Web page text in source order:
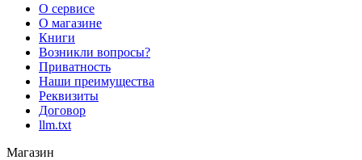
О сервисе
О магазине
Книги
Возникли вопросы?
Приватность
Наши преимущества
Реквизиты
Договор
llm.txt
Магазин